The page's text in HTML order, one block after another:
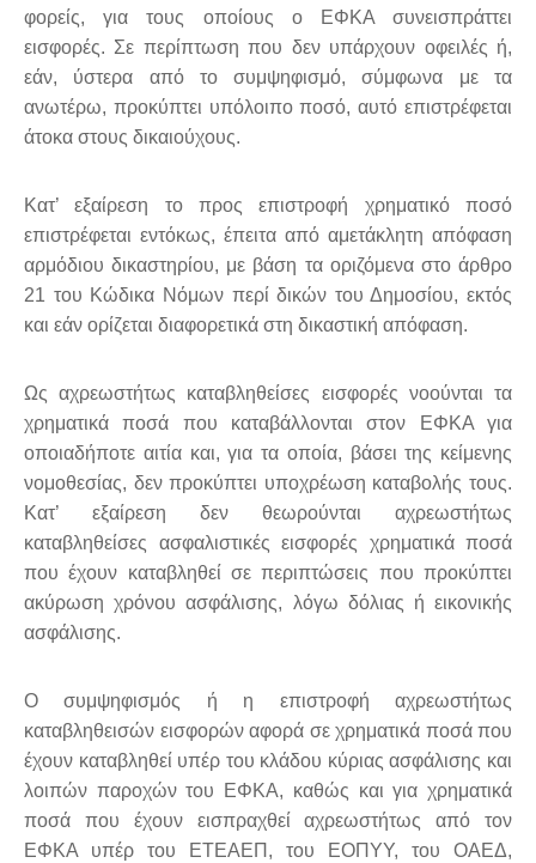
φορείς, για τους οποίους ο ΕΦΚΑ συνεισπράττει
εισφορές. Σε περίπτωση που δεν υπάρχουν οφειλές ή,
εάν, ύστερα από το συμψηφισμό, σύμφωνα με τα
ανωτέρω, προκύπτει υπόλοιπο ποσό, αυτό επιστρέφεται
άτοκα στους δικαιούχους.
Κατ’ εξαίρεση το προς επιστροφή χρηματικό ποσό
επιστρέφεται εντόκως, έπειτα από αμετάκλητη απόφαση
αρμόδιου δικαστηρίου, με βάση τα οριζόμενα στο άρθρο
21 του Κώδικα Νόμων περί δικών του Δημοσίου, εκτός
και εάν ορίζεται διαφορετικά στη δικαστική απόφαση.
Ως αχρεωστήτως καταβληθείσες εισφορές νοούνται τα
χρηματικά ποσά που καταβάλλονται στον ΕΦΚΑ για
οποιαδήποτε αιτία και, για τα οποία, βάσει της κείμενης
νομοθεσίας, δεν προκύπτει υποχρέωση καταβολής τους.
Κατ’ εξαίρεση δεν θεωρούνται αχρεωστήτως
καταβληθείσες ασφαλιστικές εισφορές χρηματικά ποσά
που έχουν καταβληθεί σε περιπτώσεις που προκύπτει
ακύρωση χρόνου ασφάλισης, λόγω δόλιας ή εικονικής
ασφάλισης.
Ο συμψηφισμός ή η επιστροφή αχρεωστήτως
καταβληθεισών εισφορών αφορά σε χρηματικά ποσά που
έχουν καταβληθεί υπέρ του κλάδου κύριας ασφάλισης και
λοιπών παροχών του ΕΦΚΑ, καθώς και για χρηματικά
ποσά που έχουν εισπραχθεί αχρεωστήτως από τον
ΕΦΚΑ υπέρ του ΕΤΕΑΕΠ, του ΕΟΠΥΥ, του ΟΑΕΔ,